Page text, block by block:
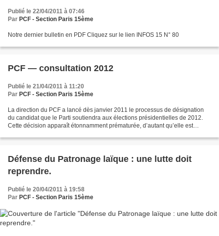
Publié le 22/04/2011 à 07:46
Par PCF - Section Paris 15ème
Notre dernier bulletin en PDF Cliquez sur le lien INFOS 15 N° 80
PCF — consultation 2012
Publié le 21/04/2011 à 11:20
Par PCF - Section Paris 15ème
La direction du PCF a lancé dès janvier 2011 le processus de désignation
du candidat que le Parti soutiendra aux élections présidentielles de 2012.
Cette décision apparaît étonnamment prématurée, d’autant qu’elle est
Défense du Patronage laïque : une lutte doit
reprendre.
Publié le 20/04/2011 à 19:58
Par PCF - Section Paris 15ème